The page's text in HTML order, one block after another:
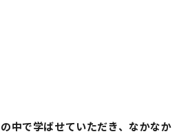
中で学ばせていただき、なかなか